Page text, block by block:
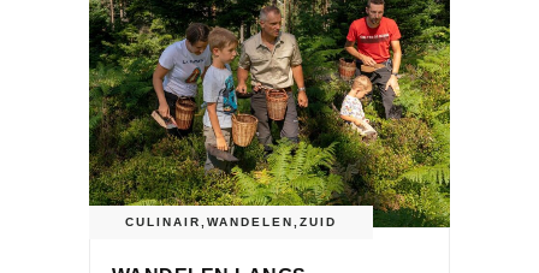
CULINAIR WANDELEN ZUID